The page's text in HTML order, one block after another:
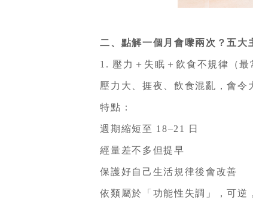
二、點解一個月會嚟兩次？五大
1. 壓力＋失眠＋飲食不規律（最
壓力大、捱夜、飲食混亂，會令大
特點：
週期縮短至 18–21 日
經量差不多但提早
保護好自己生活規律後會改善
依類屬於「功能性失調」，可逆